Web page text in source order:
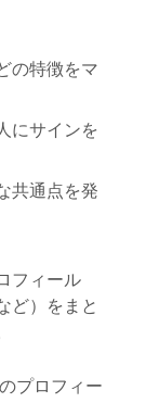
の特徴をマ
にサインを
共通点を発
フィール
ど）をまと
プロフィー